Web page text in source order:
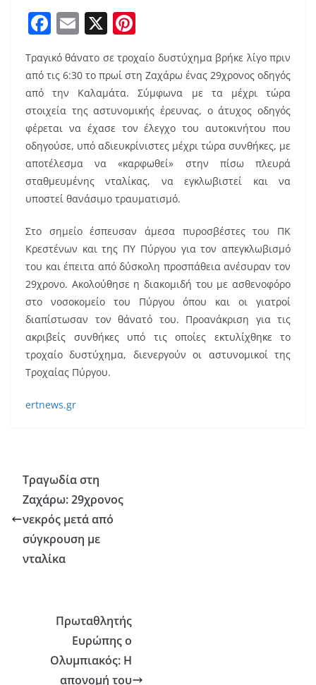
F
a
c
e
b
o
o
k
E
ai
l
X
nt
er
e
st
Τραγικό θάνατο σε τροχαίο δυστύχημα βρήκε λίγο πριν
από τις 6:30 το πρωί στη Ζαχάρω ένας 29χρονος οδηγός
από την Καλαμάτα. Σύμφωνα με τα μέχρι τώρα
στοιχεία της αστυνομικής έρευνας, ο άτυχος οδηγός
φέρεται να έχασε τον έλεγχο του αυτοκινήτου που
οδηγούσε, υπό αδιευκρίνιστες μέχρι τώρα συνθήκες, με
αποτέλεσμα να «καρφωθεί» στην πίσω πλευρά
σταθμευμένης νταλίκας, να εγκλωβιστεί και να
υποστεί θανάσιμο τραυματισμό.
Στο σημείο έσπευσαν άμεσα πυροσβέστες του ΠΚ
Κρεστένων και της ΠΥ Πύργου για τον απεγκλωβισμό
του και έπειτα από δύσκολη προσπάθεια ανέσυραν τον
29χρονο. Ακολούθησε η διακομιδή του με ασθενοφόρο
στο νοσοκομείο του Πύργου όπου και οι γιατροί
διαπίστωσαν τον θάνατό του. Προανάκριση για τις
ακριβείς συνθήκες υπό τις οποίες εκτυλίχθηκε το
τροχαίο δυστύχημα, διενεργούν οι αστυνομικοί της
Τροχαίας Πύργου.
ertnews.gr
Τραγωδία στη
Ζαχάρω: 29χρονος
νεκρός μετά από
σύγκρουση με
νταλίκα
Πρωταθλητής
Ευρώπης ο
Ολυμπιακός: Η
απονομή του